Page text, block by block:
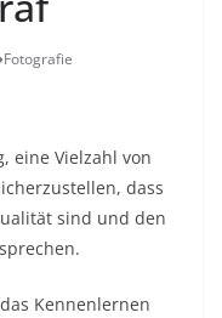
Fotografie
eine Vielzahl von
dass
sind und den
Kennenlernen